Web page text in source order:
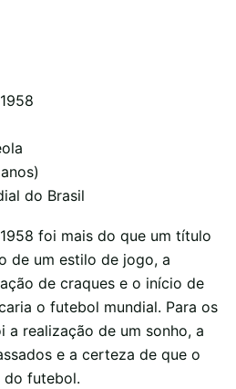
1958
do Brasil
foi mais do que um título
de um estilo de jogo, a
de craques e o início de
o futebol mundial. Para os
realização de um sonho, a
e a certeza de que o
do futebol.